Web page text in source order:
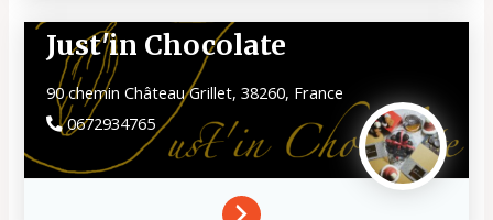
Just'in Chocolate
90 chemin Château Grillet, 38260, France
0672934765